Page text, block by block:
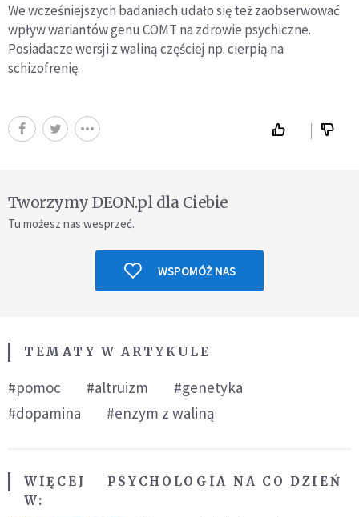
We wcześniejszych badaniach udało się też zaobserwować
wpływ wariantów genu COMT na zdrowie psychiczne.
Posiadacze wersji z waliną częściej np. cierpią na
schizofrenię.
Tworzymy DEON.pl dla Ciebie
Tu możesz nas wesprzeć.
WSPOMÓŻ NAS
TEMATY W ARTYKULE
#pomoc #altruizm
#genetyka
#dopamina
#enzym z waliną
WIĘCEJ
W:
PSYCHOLOGIA NA CO DZIEŃ